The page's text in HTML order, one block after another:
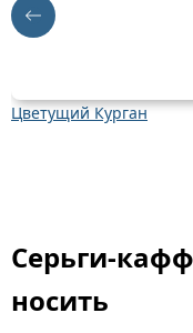
Цветущий Курган
Серьги-
носить